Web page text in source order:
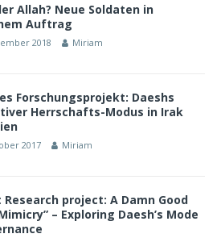
Allah? Neue Soldaten in
Auftrag
2018 Miriam
Forschungsprojekt: Daeshs
Herrschafts-Modus in Irak
2017 Miriam
Research project: A Damn Good
– Exploring Daesh’s Mode